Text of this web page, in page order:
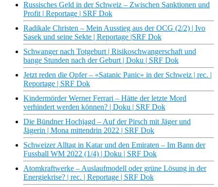
Russisches Geld in der Schweiz – Zwischen Sanktionen und
Profit | Reportage | SRF Dok
Radikale Christen – Mein Ausstieg aus der OCG (2/2) | Ivo
Sasek und seine Sekte | Reportage |SRF Dok
Schwanger nach Totgeburt | Risikoschwangerschaft und
bange Stunden nach der Geburt | Doku | SRF Dok
Jetzt reden die Opfer – «Satanic Panic» in der Schweiz | rec. |
Reportage | SRF Dok
Kindermörder Werner Ferrari – Hätte der letzte Mord
verhindert werden können? | Doku | SRF Dok
Die Bündner Hochjagd – Auf der Pirsch mit Jäger und
Jägerin | Mona mittendrin 2022 | SRF Dok
Schweizer Alltag in Katar und den Emiraten – Im Bann der
Fussball WM 2022 (1/4) | Doku | SRF Dok
Atomkraftwerke – Auslaufmodell oder grüne Lösung in der
Energiekrise? | rec. | Reportage | SRF Dok